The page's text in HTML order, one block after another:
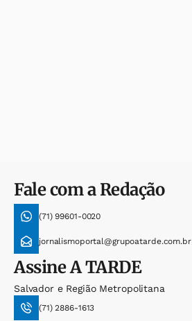
Fale com a Redação
(71) 99601-0020
jornalismoportal@grupoatarde.com.br
AssineA TARDE
Salvador e Região Metropolitana
(71) 2886-1613